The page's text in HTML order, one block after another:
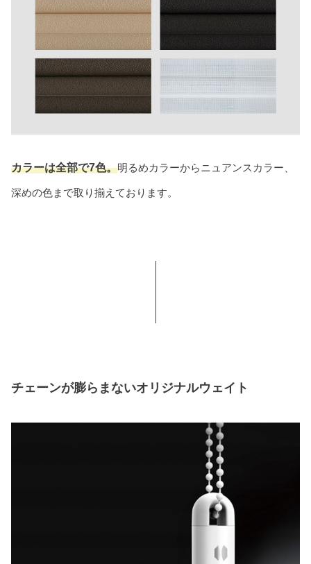
カラーは全部で7色。明るめカラーからニュアンスカラー、
深めの色まで取り揃えております。
チェーンが膨らまないオリジナルウェイト